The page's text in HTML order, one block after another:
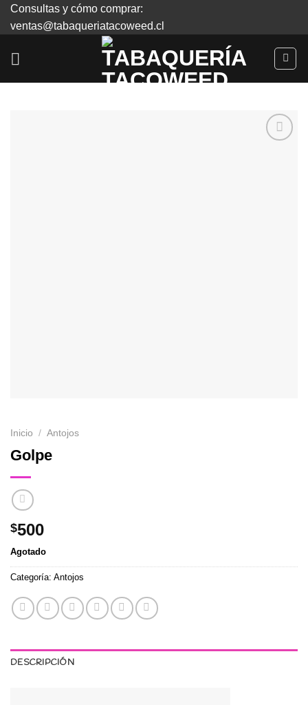
SkipConsultas y cómo comprar:
ventas@tabaqueriatacoweed.cl
Inicio / Antojos
Golpe
$500
Agotado
Categoría: Antojos
DESCRIPCIÓN